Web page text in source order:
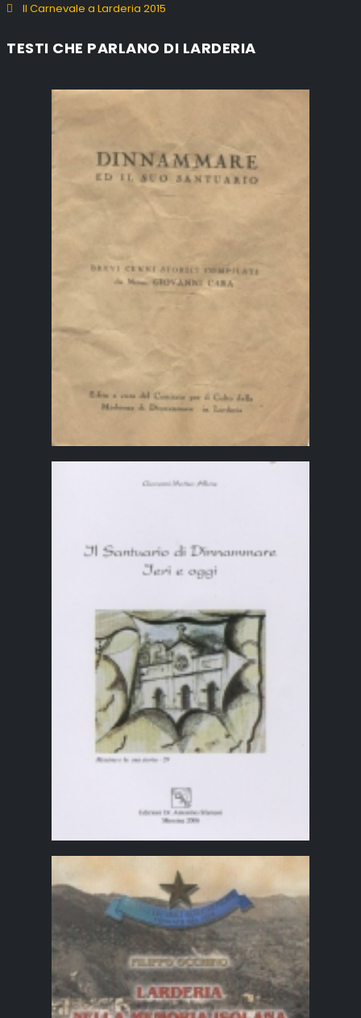
Il Carnevale a Larderia 2015
TESTI CHE PARLANO DI LARDERIA